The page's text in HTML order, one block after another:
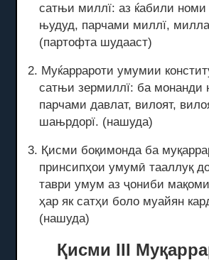
сатњи миллї: аз ќабили
њудуд, парчами миллї,
(партофта шудааст)
2. Муќаррароти умумии
сатњи зермиллї: ба монанди
парчами давлат, вилоят,
шањрдорї. (нашуда)
3. Қисми боқимонда ба
принсипҳои умумӣ тааллуқ
таври умум аз ҷониби
ҳар як сатҳи боло муайян
(нашуда)
Қисми III